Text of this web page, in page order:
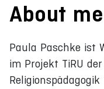
About me
Paula Paschke ist
im Projekt TiRU